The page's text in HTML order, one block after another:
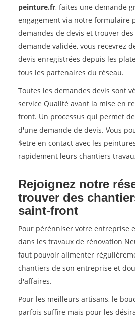
peinture.fr, faites une demande
engagement via notre formulaire
demandes de devis et trouver
demande validée, vous recevrez
devis enregistrées depuis les
tous les partenaires du réseau.
Toutes les demandes devis sont
service Qualité avant la mise en
front. Un processus qui permet
d'une demande de devis. Vous
$etre en contact avec les
rapidement leurs chantiers
Rejoignez notre
trouver des
saint-front
Pour pérénniser votre entreprise
dans les travaux de rénovation
faut pouvoir alimenter
chantiers de son entreprise et
d'affaires.
Pour les meilleurs artisans, le
parfois suffire mais pour les